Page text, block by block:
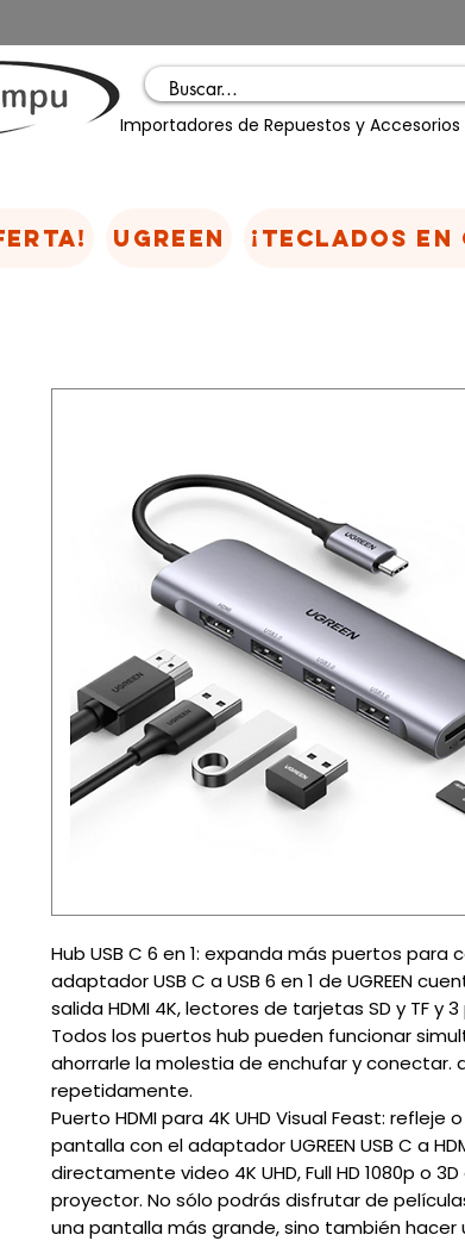
Importadores de Repuestos y
Hub USB C 6 en 1: expanda más puertos para
adaptador USB C a USB 6 en 1 de UGREEN
salida HDMI 4K, lectores de tarjetas SD y TF y 3
Todos los puertos hub pueden funcionar
ahorrarle la molestia de enchufar y conectar.
repetidamente.
Puerto HDMI para 4K UHD Visual Feast: refleje
pantalla con el adaptador UGREEN USB C a
directamente video 4K UHD, Full HD 1080p o
proyector. No sólo podrás disfrutar de
una pantalla más grande, sino también hacer
UGREEN ¡TECLADOS EN